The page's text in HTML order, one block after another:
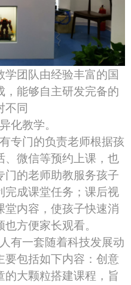
学团队由经验丰富的国
，能够自主研发完备的
不同
化教学。
专门的负责老师根据孩
、微信等预约上课，也
门的老师助教服务孩子
完成课堂任务；课后视
堂内容，使孩子快速消
方便家长观看。
有一套随着科技发展动
要包括如下内容：创意
大颗粒搭建课程，旨